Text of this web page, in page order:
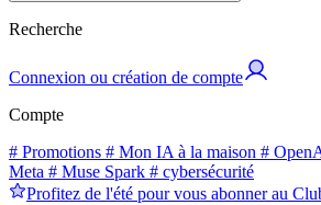
Recherche
Connexion ou création de compte
Compte
# Promotions # Mon IA à la maison #
Meta # Muse Spark # cybersécurité
Profitez de l'été pour vous abonner au